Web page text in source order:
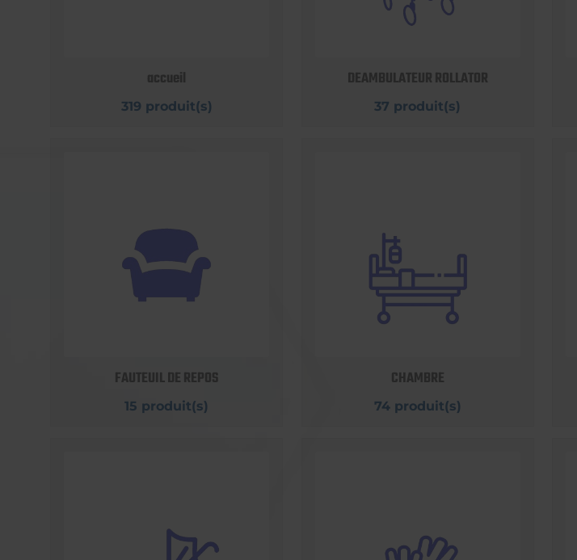
accueil
319 produit(s)
DEAMBULATEUR ROLLATOR
37 produit(s)
FAUTEUIL DE REPOS
15 produit(s)
CHAMBRE
74 produit(s)